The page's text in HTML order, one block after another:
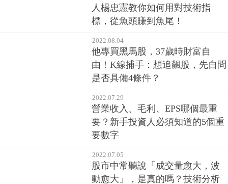
人楊忠憲教你如何用對技術指
標，從魚頭賺到魚尾！
2022.08.04
他專買黑馬股，37歲時財富自
由！K線捕手：想追飆股，先自問
是否具備4條件？
2022.07.29
營業收入、毛利、EPS哪個最重
要？新手投資人必須知道的5個重
要數字
2022.07.05
股市中常聽說「成交量愈大，波
動愈大」，是真的嗎？技術分析